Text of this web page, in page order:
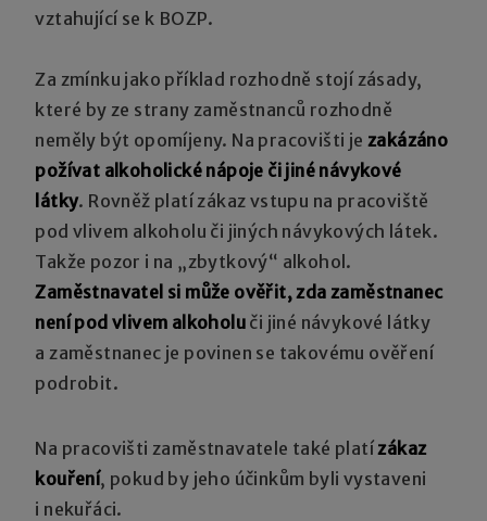
vztahující se k BOZP.
Za zmínku jako příklad rozhodně stojí zásady,
které by ze strany zaměstnanců rozhodně
neměly být opomíjeny. Na pracovišti jezakázáno
požívat alkoholické nápoje či jiné návykové
látky. Rovněž platí zákaz vstupu na pracoviště
pod vlivem alkoholu či jiných návykových látek.
Takže pozor i na „zbytkový“ alkohol.
Zaměstnavatel si může ověřit, zda zaměstnanec
není pod vlivem alkoholu či jiné návykové látky
a zaměstnanec je povinen se takovému ověření
podrobit.
Na pracovišti zaměstnavatele také platízákaz
kouření, pokud by jeho účinkům byli vystaveni
i nekuřáci.